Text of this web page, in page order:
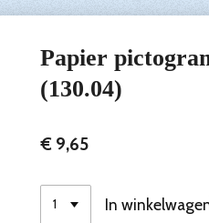
Papier
(130.04)
€ 9,65
In